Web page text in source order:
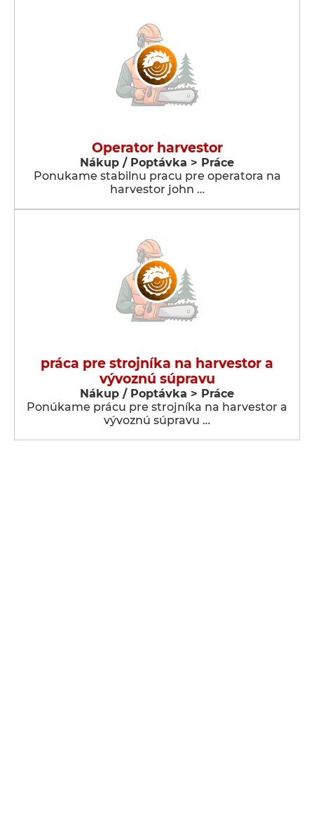
Operator harvestor
Nákup / Poptávka > Práce
Ponukame stabilnu pracu pre operatora na
harvestor john …
práca pre strojníka na harvestor a
vývoznú súpravu
Nákup / Poptávka > Práce
Ponúkame prácu pre strojníka na harvestor a
vývoznú súpravu …